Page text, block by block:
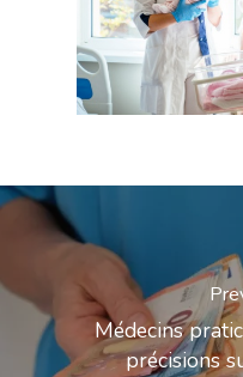
Médecins
précisions